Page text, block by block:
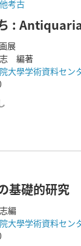
考古
:
展
志 編著
大學学術資料セ
基礎的研究
編
大學学術資料セン